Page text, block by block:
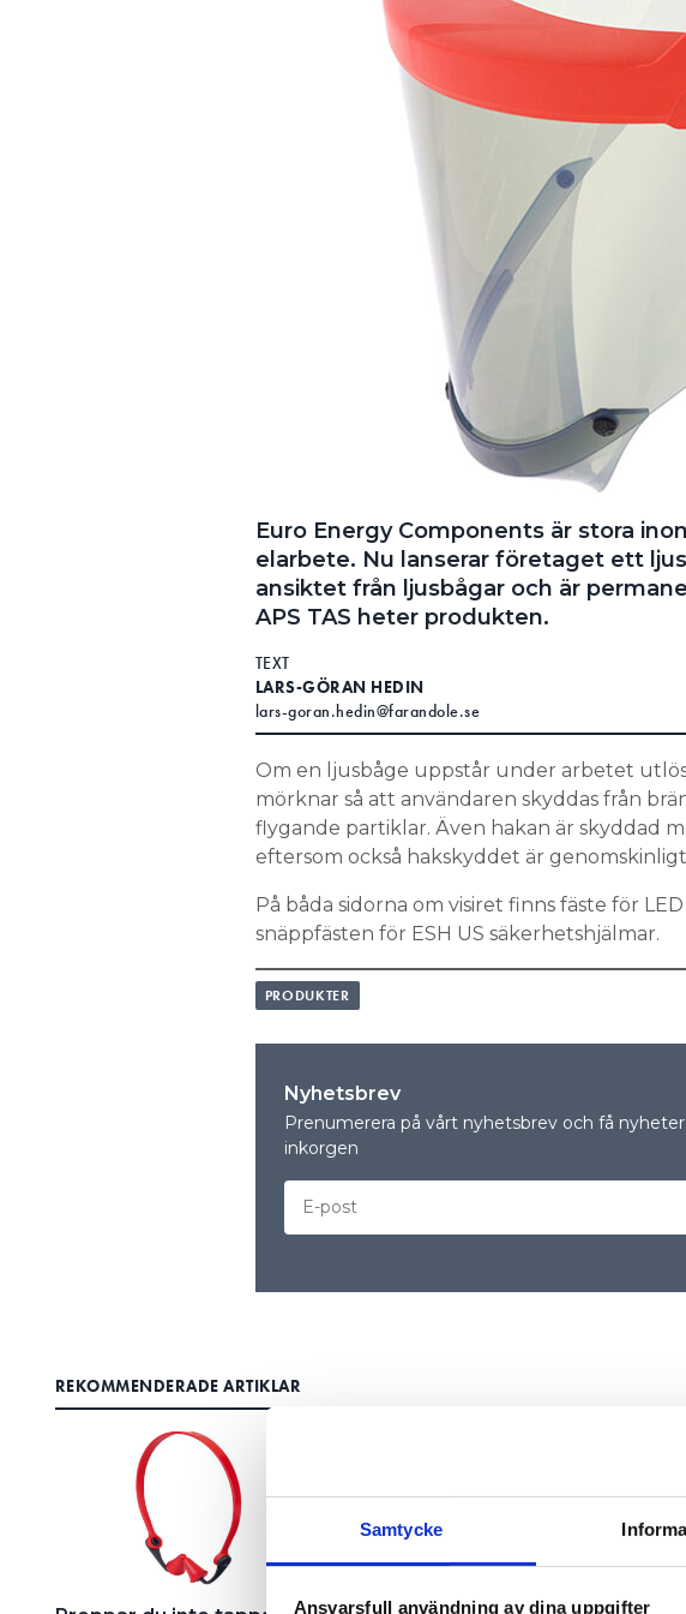
Samtycke
Ansvarsfull användning av dina uppgifter
Euro Energy Components är stora
elarbete. Nu lanserar företaget ett
ansiktet från ljusbågar och är
APS TAS heter produkten.
TEXT
LARS-GÖRAN HEDIN
lars-goran.hedin@farandole.se
Om en ljusbåge uppstår under arbetet
mörknar så att användaren skyddas från
flygande partiklar. Även hakan är skyddad
eftersom också hakskyddet är
På båda sidorna om visiret finns fäste för
snäppfästen för ESH US säkerhetshjälmar.
PRODUKTER
Nyhetsbrev
Prenumerera på vårt nyhetsbrev och få
inkorgen
REKOMMENDERADE ARTIKLAR